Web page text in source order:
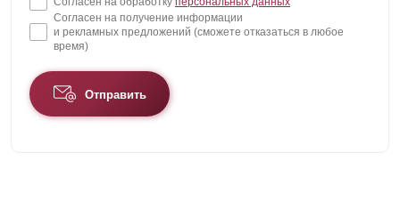
Согласен на получение информации
и рекламных предложений (сможете отказаться в любое
время)
Отправить